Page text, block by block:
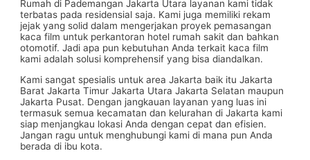
Rumah di Pademangan Jakarta Utara layanan kami tidak
terbatas pada residensial saja. Kami juga memiliki rekam
jejak yang solid dalam mengerjakan proyek pemasangan
kaca film untuk perkantoran hotel rumah sakit dan bahkan
otomotif. Jadi apa pun kebutuhan Anda terkait kaca film
kami adalah solusi komprehensif yang bisa diandalkan.
Kami sangat spesialis untuk area Jakarta baik itu Jakarta
Barat Jakarta Timur Jakarta Utara Jakarta Selatan maupun
Jakarta Pusat. Dengan jangkauan layanan yang luas ini
termasuk semua kecamatan dan kelurahan di Jakarta kami
siap menjangkau lokasi Anda dengan cepat dan efisien.
Jangan ragu untuk menghubungi kami di mana pun Anda
berada di ibu kota.